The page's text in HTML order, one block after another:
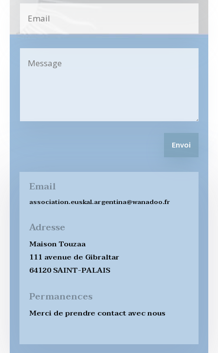
Envoi
Email
association.euskal.argentina@wanadoo.fr
Adresse
Maison Touzaa
111 avenue de Gibraltar
64120 SAINT-PALAIS
Permanences
Merci de prendre contact avec nous